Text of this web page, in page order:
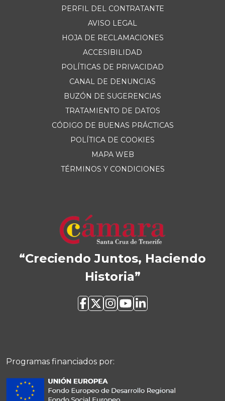
PERFIL DEL CONTRATANTE
AVISO LEGAL
HOJA DE RECLAMACIONES
ACCESIBILIDAD
POLÍTICAS DE PRIVACIDAD
CANAL DE DENUNCIAS
BUZÓN DE SUGERENCIAS
TRATAMIENTO DE DATOS
CÓDIGO DE BUENAS PRÁCTICAS
POLÍTICA DE COOKIES
MAPA WEB
TÉRMINOS Y CONDICIONES
“Creciendo Juntos, Haciendo
Historia”
Programas financiados por: